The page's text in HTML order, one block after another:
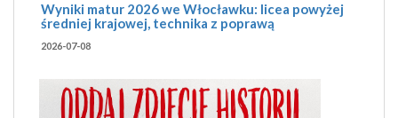
Wyniki matur 2026 we Włocławku: licea powyżej
średniej krajowej, technika z poprawą
2026-07-08